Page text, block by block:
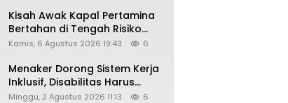
Kisah Awak Kapal Pertamina
Bertahan di Tengah Risiko
Pelayaran Selat Hormuz
Kamis, 6 Agustus 2026 19:43 6
Menaker Dorong Sistem Kerja
Inklusif, Disabilitas Harus
Dapat Kesempatan Setara
Minggu, 2 Agustus 2026 11:13 6